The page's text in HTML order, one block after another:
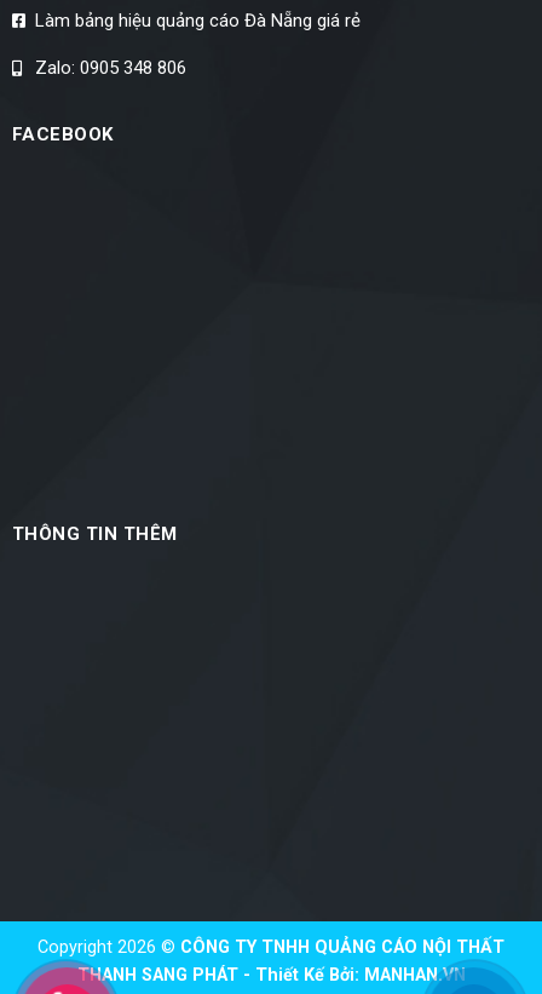
Làm bảng hiệu quảng cáo Đà Nẵng giá rẻ
Zalo: 0905 348 806
FACEBOOK
THÔNG TIN THÊM
Copyright 2026 © CÔNG TY TNHH QUẢNG CÁO NỘI THẤT
THANH SANG PHÁT - Thiết Kế Bởi: MANHAN.VN